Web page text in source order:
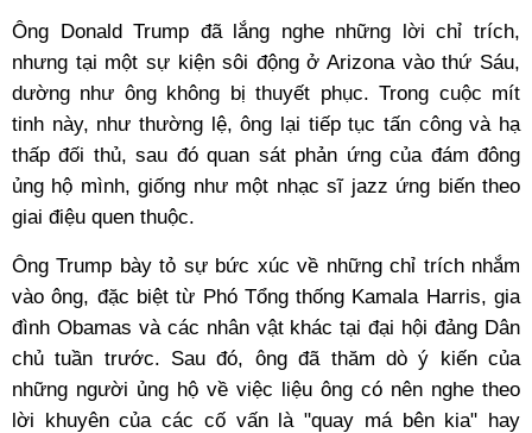
Ông Donald Trump đã lắng nghe những lời chỉ trích,
nhưng tại một sự kiện sôi động ở Arizona vào thứ Sáu,
dường như ông không bị thuyết phục. Trong cuộc mít
tinh này, như thường lệ, ông lại tiếp tục tấn công và hạ
thấp đối thủ, sau đó quan sát phản ứng của đám đông
ủng hộ mình, giống như một nhạc sĩ jazz ứng biến theo
giai điệu quen thuộc.
Ông Trump bày tỏ sự bức xúc về những chỉ trích nhắm
vào ông, đặc biệt từ Phó Tổng thống Kamala Harris, gia
đình Obamas và các nhân vật khác tại đại hội đảng Dân
chủ tuần trước. Sau đó, ông đã thăm dò ý kiến của
những người ủng hộ về việc liệu ông có nên nghe theo
lời khuyên của các cố vấn là "quay má bên kia" hay